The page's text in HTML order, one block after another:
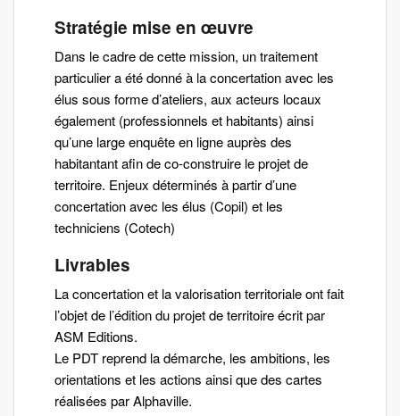
Stratégie mise en œuvre
Dans le cadre de cette mission, un traitement
particulier a été donné à la concertation avec les
élus sous forme d’ateliers, aux acteurs locaux
également (professionnels et habitants) ainsi
qu’une large enquête en ligne auprès des
habitantant afin de co-construire le projet de
territoire. Enjeux déterminés à partir d’une
concertation avec les élus (Copil) et les
techniciens (Cotech)
Livrables
La concertation et la valorisation territoriale ont fait
l’objet de l’édition du projet de territoire écrit par
ASM Editions.
Le PDT reprend la démarche, les ambitions, les
orientations et les actions ainsi que des cartes
réalisées par Alphaville.